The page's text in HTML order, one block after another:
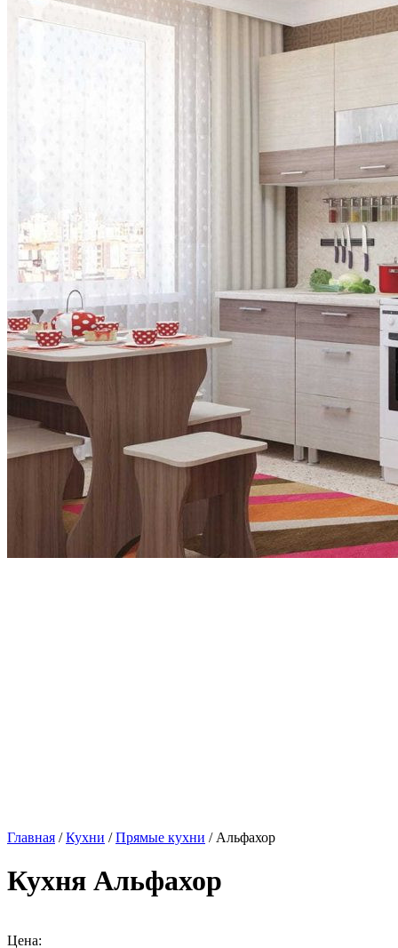
Главная /Кухни /Прямые кухни / Альфахор
Кухня Альфахор
Цена: